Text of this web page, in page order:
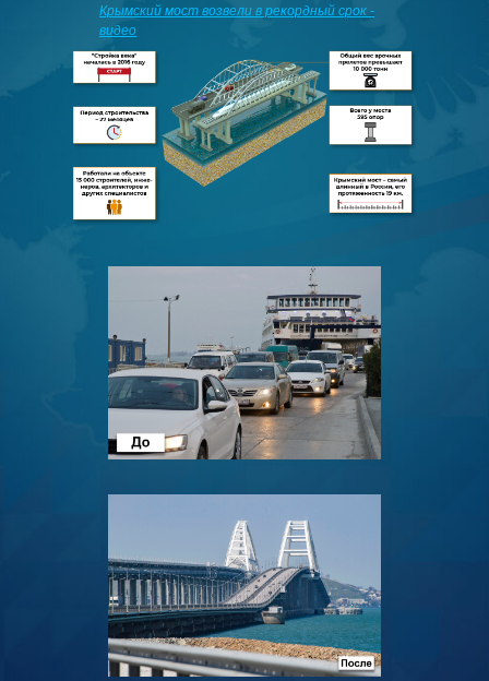
Крымский мост возвели в рекордный срок -
видео